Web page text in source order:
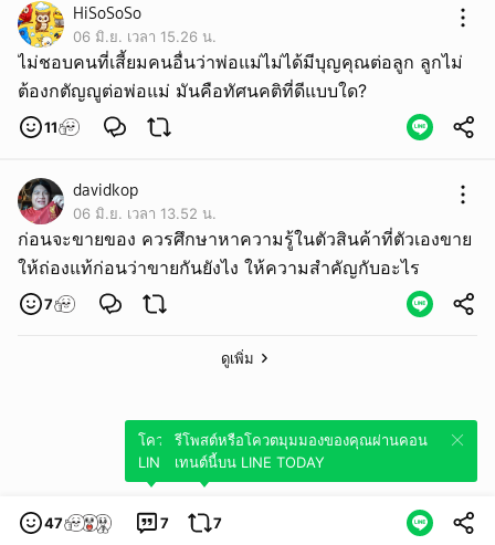
HiSoSoSo
06 มิ.ย. เวลา 15.26 น.
ไม่ชอบคนที่เสี้ยมคนอื่นว่าพ่อแม่ไม่ได้มีบุญคุณต่อลูก ลูกไม่
ต้องกตัญญูต่อพ่อแม่ มันคือทัศนคติที่ดีแบบใด?
11
davidkop
06 มิ.ย. เวลา 13.52 น.
ก่อนจะขายของ ควรศึกษาหาความรู้ในตัวสินค้าที่ตัวเองขาย
ให้ถ่องแท้ก่อนว่าขายกันยังไง ให้ความสำคัญกับอะไร
7
ดูเพิ่ม
47 7
โควตมุมมองของคุณผ่านคอนเทนต์นี้บน
LINE TODAY
7
รีโพสต์หรือโควตมุมมองของคุณผ่านคอน
เทนต์นี้บน LINE TODAY